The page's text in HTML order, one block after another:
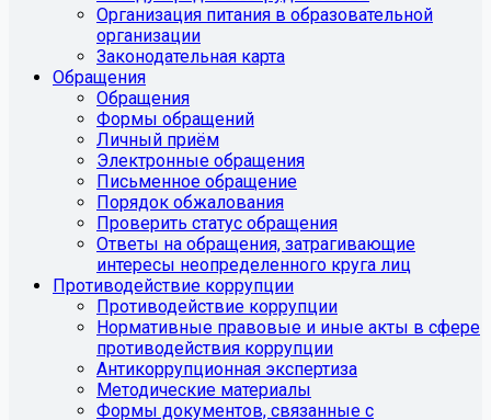
Организация питания в образовательной
организации
Законодательная карта
Обращения
Обращения
Формы обращений
Личный приём
Электронные обращения
Письменное обращение
Порядок обжалования
Проверить статус обращения
Ответы на обращения, затрагивающие
интересы неопределенного круга лиц
Противодействие коррупции
Противодействие коррупции
Нормативные правовые и иные акты в сфере
противодействия коррупции
Антикоррупционная экспертиза
Методические материалы
Формы документов, связанные с